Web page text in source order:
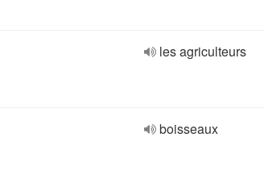
les agriculteurs
boisseaux